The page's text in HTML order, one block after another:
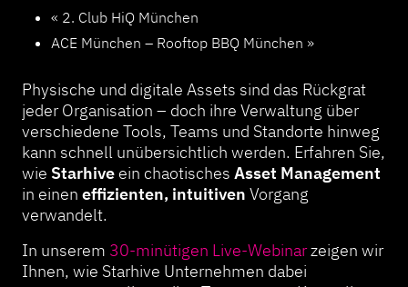
« 2. Club HiQ München
ACE München – Rooftop BBQ München »
Physische und digitale Assets sind das Rückgrat
jeder Organisation – doch ihre Verwaltung über
verschiedene Tools, Teams und Standorte hinweg
kann schnell unübersichtlich werden. Erfahren Sie,
wie Starhive ein chaotisches Asset Management
in einen effizienten, intuitiven Vorgang
verwandelt.
In unserem 30-minütigen Live-Webinarzeigen wir
Ihnen, wie Starhive Unternehmen dabei